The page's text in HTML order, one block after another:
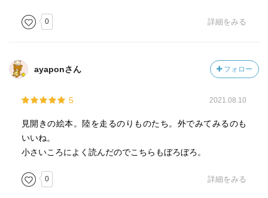
0 詳細をみる
ayaponさん フォロー
5 2021.08.10
見開きの絵本。陸を走るのりものたち。外でみてみるのも
いいね。
小さいころによく読んだのでこちらもぼろぼろ。
0 詳細をみる